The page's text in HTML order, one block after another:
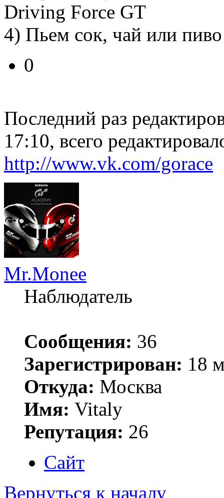
Driving Force GT
4) Пьем сок, чай или пиво
0
Последний раз
17:10, всего
http://www.vk.com/gorace
Mr.Monee
Наблюдатель
Сообщения: 36
Зарегистрирован: 18
Откуда: Москва
Имя: Vitaly
Репутация: 26
Сайт
Вернуться к началу